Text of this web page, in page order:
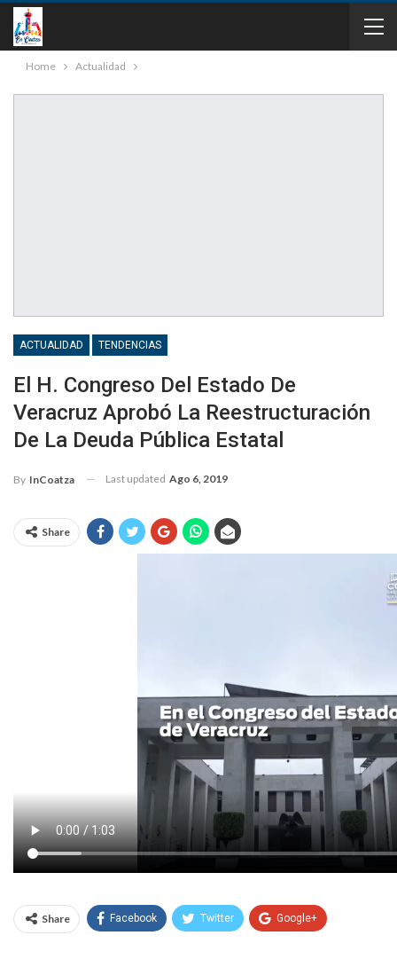
Home Actualidad
ACTUALIDAD TENDENCIAS
El H. Congreso Del Estado De
Veracruz Aprobó La Reestructuración
De La Deuda Pública Estatal
By InCoatza Last updated Ago 6, 2019
Share
Share Facebook Twitter Google+